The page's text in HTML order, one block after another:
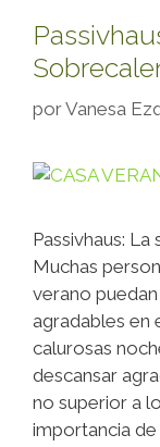
porVanesa
Passivhaus:
Muchas
verano
agradables en
calurosas
descansar
no superior a
importancia de